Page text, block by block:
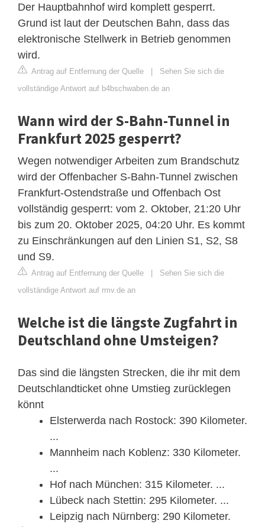
Der Hauptbahnhof wird komplett gesperrt.
Grund ist laut der Deutschen Bahn, dass das
elektronische Stellwerk in Betrieb genommen
wird.
Antrag auf Entfernung der Quelle | Sehen Sie sich die
vollständige Antwort auf b4bschwaben.de an
Wann wird der S-Bahn-Tunnel in
Frankfurt 2025 gesperrt?
Wegen notwendiger Arbeiten zum Brandschutz
wird der Offenbacher S-Bahn-Tunnel zwischen
Frankfurt-Ostendstraße und Offenbach Ost
vollständig gesperrt: vom 2. Oktober, 21:20 Uhr
bis zum 20. Oktober 2025, 04:20 Uhr. Es kommt
zu Einschränkungen auf den Linien S1, S2, S8
und S9.
Antrag auf Entfernung der Quelle | Sehen Sie sich die
vollständige Antwort auf rmv.de an
Welche ist die längste Zugfahrt in
Deutschland ohne Umsteigen?
Das sind die längsten Strecken, die ihr mit dem
Deutschlandticket ohne Umstieg zurücklegen
könnt
Elsterwerda nach Rostock: 390 Kilometer.
...
Mannheim nach Koblenz: 330 Kilometer.
...
Hof nach München: 315 Kilometer. ...
Lübeck nach Stettin: 295 Kilometer. ...
Leipzig nach Nürnberg: 290 Kilometer.